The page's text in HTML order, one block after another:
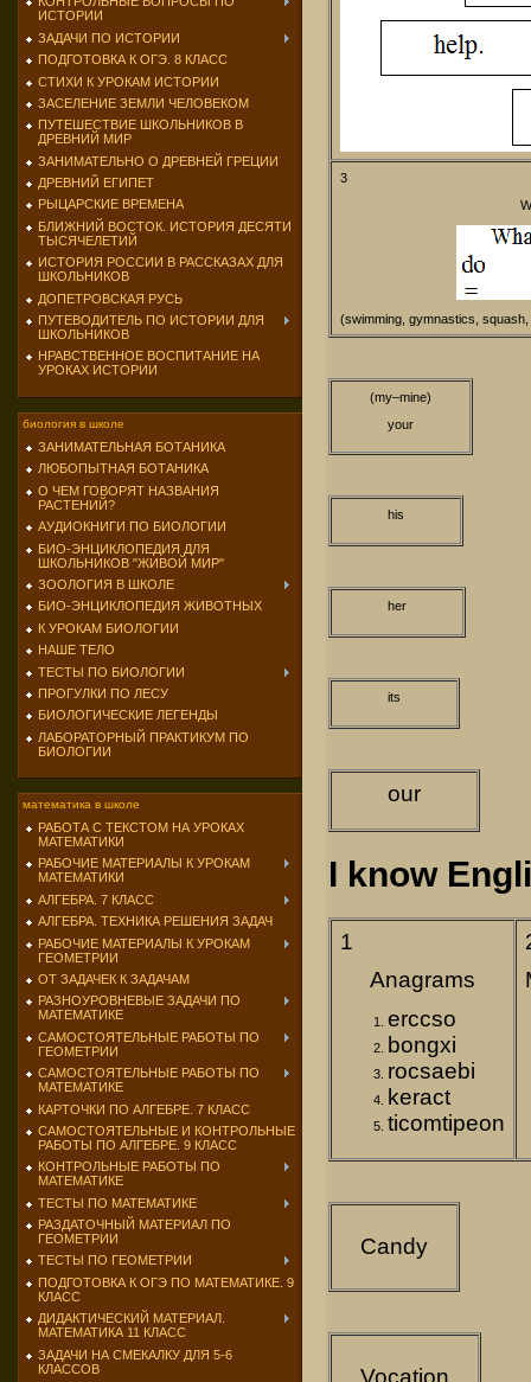
ИСТОРИИ
ЗАДАЧИ ПО ИСТОРИИ
ПОДГОТОВКА К ОГЭ. 8 КЛАСС
СТИХИ К УРОКАМ ИСТОРИИ
ЗАСЕЛЕНИЕ ЗЕМЛИ ЧЕЛОВЕКОМ
ПУТЕШЕСТВИЕ ШКОЛЬНИКОВ В
ДРЕВНИЙ МИР
ЗАНИМАТЕЛЬНО О ДРЕВНЕЙ ГРЕЦИИ
ДРЕВНИЙ ЕГИПЕТ
РЫЦАРСКИЕ ВРЕМЕНА
БЛИЖНИЙ ВОСТОК. ИСТОРИЯ ДЕСЯТИ
ТЫСЯЧЕЛЕТИЙ
ИСТОРИЯ РОССИИ В РАССКАЗАХ ДЛЯ
ШКОЛЬНИКОВ
ДОПЕТРОВСКАЯ РУСЬ
ПУТЕВОДИТЕЛЬ ПО ИСТОРИИ ДЛЯ
ШКОЛЬНИКОВ
НРАВСТВЕННОЕ ВОСПИТАНИЕ НА
УРОКАХ ИСТОРИИ
биология в школе
ЗАНИМАТЕЛЬНАЯ БОТАНИКА
ЛЮБОПЫТНАЯ БОТАНИКА
О ЧЕМ ГОВОРЯТ НАЗВАНИЯ
РАСТЕНИЙ?
АУДИОКНИГИ ПО БИОЛОГИИ
БИО-ЭНЦИКЛОПЕДИЯ ДЛЯ
ШКОЛЬНИКОВ "ЖИВОЙ МИР"
ЗООЛОГИЯ В ШКОЛЕ
БИО-ЭНЦИКЛОПЕДИЯ ЖИВОТНЫХ
К УРОКАМ БИОЛОГИИ
НАШЕ ТЕЛО
ТЕСТЫ ПО БИОЛОГИИ
ПРОГУЛКИ ПО ЛЕСУ
БИОЛОГИЧЕСКИЕ ЛЕГЕНДЫ
ЛАБОРАТОРНЫЙ ПРАКТИКУМ ПО
БИОЛОГИИ
математика в школе
РАБОТА С ТЕКСТОМ НА УРОКАХ
МАТЕМАТИКИ
РАБОЧИЕ МАТЕРИАЛЫ К УРОКАМ
МАТЕМАТИКИ
АЛГЕБРА. 7 КЛАСС
АЛГЕБРА. ТЕХНИКА РЕШЕНИЯ ЗАДАЧ
РАБОЧИЕ МАТЕРИАЛЫ К УРОКАМ
ГЕОМЕТРИИ
ОТ ЗАДАЧЕК К ЗАДАЧАМ
РАЗНОУРОВНЕВЫЕ ЗАДАЧИ ПО
МАТЕМАТИКЕ
САМОСТОЯТЕЛЬНЫЕ РАБОТЫ ПО
ГЕОМЕТРИИ
САМОСТОЯТЕЛЬНЫЕ РАБОТЫ ПО
МАТЕМАТИКЕ
КАРТОЧКИ ПО АЛГЕБРЕ. 7 КЛАСС
САМОСТОЯТЕЛЬНЫЕ И КОНТРОЛЬНЫЕ
РАБОТЫ ПО АЛГЕБРЕ. 9 КЛАСС
КОНТРОЛЬНЫЕ РАБОТЫ ПО
МАТЕМАТИКЕ
ТЕСТЫ ПО МАТЕМАТИКЕ
РАЗДАТОЧНЫЙ МАТЕРИАЛ ПО
ГЕОМЕТРИИ
ТЕСТЫ ПО ГЕОМЕТРИИ
ПОДГОТОВКА К ОГЭ ПО МАТЕМАТИКЕ. 9
КЛАСС
ДИДАКТИЧЕСКИЙ МАТЕРИАЛ.
МАТЕМАТИКА 11 КЛАСС
ЗАДАЧИ НА СМЕКАЛКУ ДЛЯ 5-6
КЛАССОВ
3
(swimming, gymnastics,
(my–mine)
your
his
her
its
our
I know
1
Anagrams
erccso
bongxi
rocsaebi
keract
ticomtipeon
Candy
Vocation